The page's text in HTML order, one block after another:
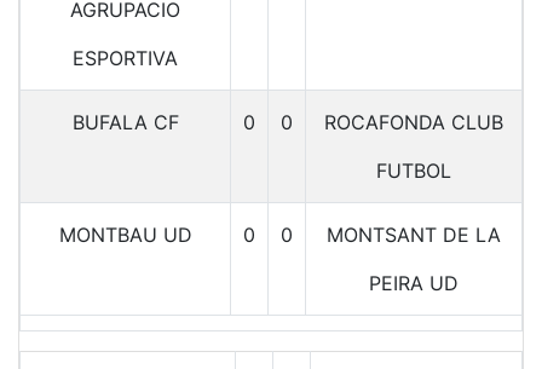
AGRUPACIO
ESPORTIVA
BUFALA CF 0 0
ROCAFONDA CLUB
FUTBOL
MONTBAU UD 0 0
MONTSANT DE LA
PEIRA UD